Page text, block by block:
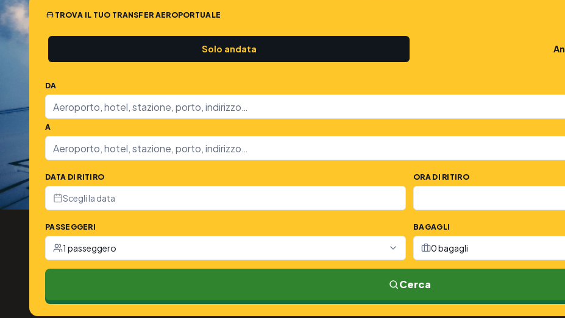
TROVA IL TUO TRANSFER AEROPORTUALE
Solo andata
DA
A
DATA DI RITIRO
Scegli la data
ORA DI RITIRO
PASSEGGERI
1 passeggero
BAGAGLI
0 bagagli
Cerca